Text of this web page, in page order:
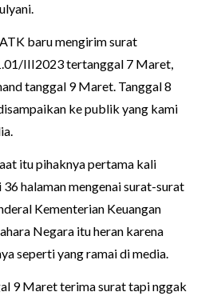
baru mengirim surat
III2023 tertanggal 7 Maret,
tanggal 9 Maret. Tanggal 8
ke publik yang kami
itu pihaknya pertama kali
halaman mengenai surat-surat
Kementerian Keuangan
Negara itu heran karena
seperti yang ramai di media.
9 Maret terima surat tapi nggak